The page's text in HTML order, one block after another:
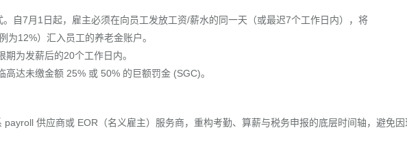
。自7月1日起，雇主必须在向员工发放工资/薪水的同一天（或最迟7个工作日内），将
为12%）汇入员工的养老金账户。
为发薪后的20个工作日内。
高达未缴金额 25% 或 50% 的巨额罚金 (SGC)。
供应商或 EOR（名义雇主）服务商，重构考勤、算薪与税务申报的底层时间轴，避免因